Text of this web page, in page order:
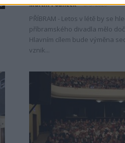
0 Martin Poulíček - 6. 3. 2020
PŘÍBRAM - Letos v létě by se
příbramského divadla mělo
Hlavním cílem bude výměna
vznik...